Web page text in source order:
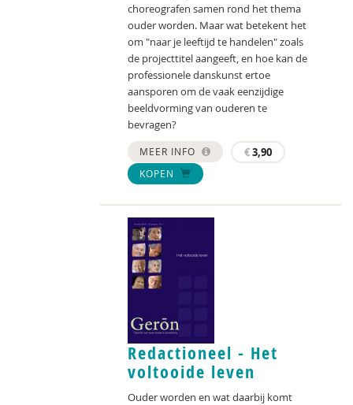
choreografen samen rond het thema
ouder worden. Maar wat betekent het
om "naar je leeftijd te handelen" zoals
de projecttitel aangeeft, en hoe kan de
professionele danskunst ertoe
aansporen om de vaak eenzijdige
beeldvorming van ouderen te
bevragen?
MEER INFO €3,90
KOPEN
Redactioneel - Het
voltooide leven
Ouder worden en wat daarbij komt